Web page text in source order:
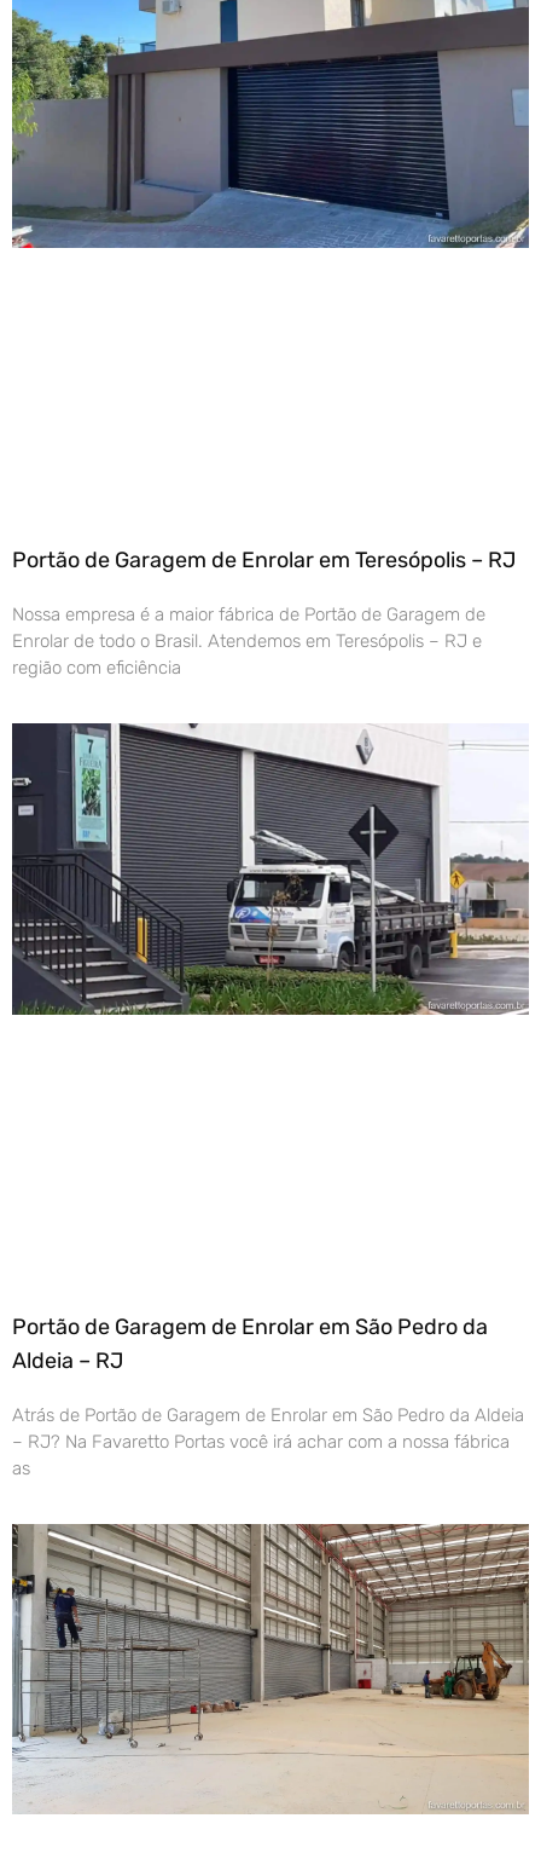
Portão de Garagem de Enrolar em Teresópolis – RJ
Nossa empresa é a maior fábrica de Portão de Garagem de
Enrolar de todo o Brasil. Atendemos em Teresópolis – RJ e
região com eficiência
Portão de Garagem de Enrolar em São Pedro da
Aldeia – RJ
Atrás de Portão de Garagem de Enrolar em São Pedro da Aldeia
– RJ? Na Favaretto Portas você irá achar com a nossa fábrica
as